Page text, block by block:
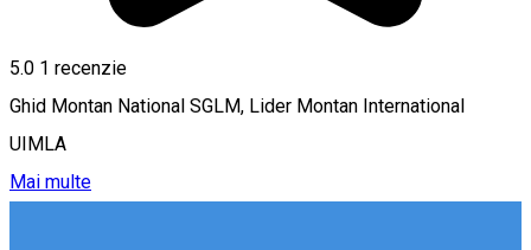
5.0 1 recenzie
Ghid Montan National SGLM, Lider Montan International
UIMLA
Mai multe